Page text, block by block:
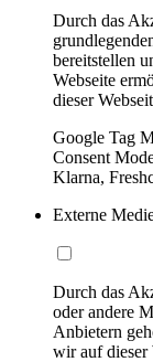
Durch das
bereitstellen
Webseite
dieser
Google Tag
Consent
Klarna,
Externe
Durch das
oder andere
Anbietern
wir auf dieser